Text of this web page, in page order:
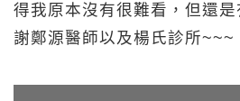
得我原本沒有很難看，但還
謝鄭源醫師以及楊氏診所~~~